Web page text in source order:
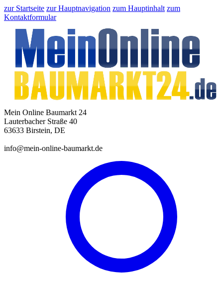
zur Startseite zur Hauptnavigation zum Hauptinhalt zum
Kontaktformular
Mein Online Baumarkt 24
Lauterbacher Straße 40
63633 Birstein, DE
info@mein-online-baumarkt.de